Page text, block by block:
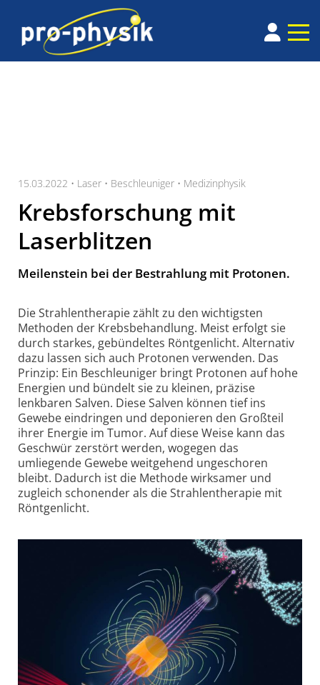
15.03.2022 • Laser • Beschleuniger • Medizinphysik
Krebsforschung mit
Laserblitzen
Meilenstein bei der Bestrahlung mit Protonen.
Die Strahlentherapie zählt zu den wichtigsten
Methoden der Krebsbehandlung. Meist erfolgt sie
durch starkes, gebündeltes Röntgenlicht. Alternativ
dazu lassen sich auch Protonen verwenden. Das
Prinzip: Ein Beschleuniger bringt Protonen auf hohe
Energien und bündelt sie zu kleinen, präzise
lenkbaren Salven. Diese Salven können tief ins
Gewebe eindringen und deponieren den Großteil
ihrer Energie im Tumor. Auf diese Weise kann das
Geschwür zerstört werden, wogegen das
umliegende Gewebe weitgehend ungeschoren
bleibt. Dadurch ist die Methode wirksamer und
zugleich schonender als die Strahlen­therapie mit
Röntgenlicht.